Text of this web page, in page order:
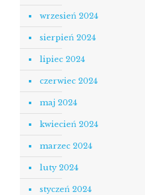
wrzesień 2024
sierpień 2024
lipiec 2024
czerwiec 2024
maj 2024
kwiecień 2024
marzec 2024
luty 2024
styczeń 2024